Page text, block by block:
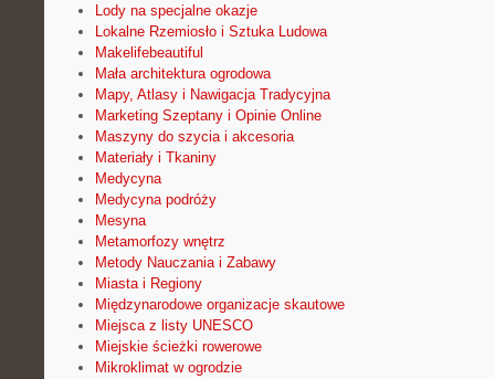
Lody na specjalne okazje
Lokalne Rzemiosło i Sztuka Ludowa
Makelifebeautiful
Mała architektura ogrodowa
Mapy, Atlasy i Nawigacja Tradycyjna
Marketing Szeptany i Opinie Online
Maszyny do szycia i akcesoria
Materiały i Tkaniny
Medycyna
Medycyna podróży
Mesyna
Metamorfozy wnętrz
Metody Nauczania i Zabawy
Miasta i Regiony
Międzynarodowe organizacje skautowe
Miejsca z listy UNESCO
Miejskie ścieżki rowerowe
Mikroklimat w ogrodzie